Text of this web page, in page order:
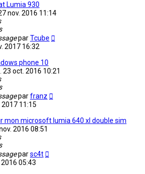
Lumia 930
nov. 2016 11:14
parTcube
2017 16:32
phone 10
23 oct. 2016 10:21
parfranz
2017 11:15
mon microsoft lumia 640 xl double sim
2016 08:51
parsc4t
2016 05:43